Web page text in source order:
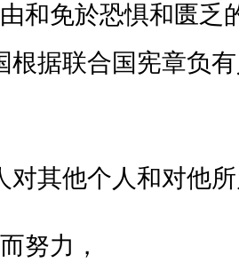
和免於恐惧和匮乏
据联合国宪章负有
其他个人和对他所
努力，